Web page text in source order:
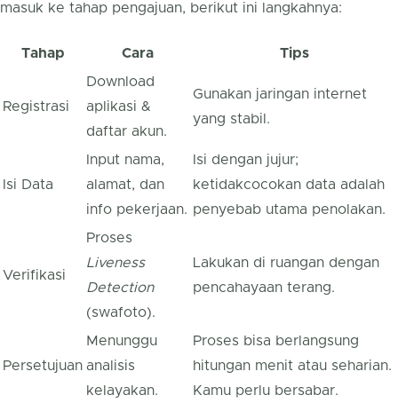
masuk ke tahap pengajuan, berikut ini langkahnya:
Tahap Cara Tips
Registrasi
Download
aplikasi &
daftar akun.
Gunakan jaringan internet
yang stabil.
Isi Data
Input nama,
alamat, dan
info pekerjaan.
Isi dengan jujur;
ketidakcocokan data adalah
penyebab utama penolakan.
Verifikasi
Proses
Liveness
Detection
(swafoto).
Lakukan di ruangan dengan
pencahayaan terang.
Persetujuan
Menunggu
analisis
kelayakan.
Proses bisa berlangsung
hitungan menit atau seharian.
Kamu perlu bersabar.